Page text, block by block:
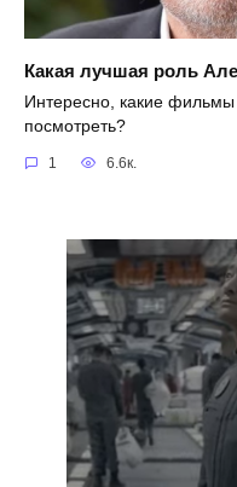
Какая лучшая роль
Интересно, какие
посмотреть?
1 6.6к.